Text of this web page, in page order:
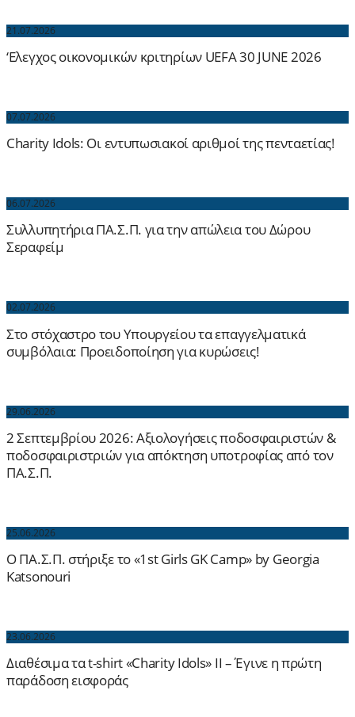
21.07.2026
‘Ελεγχος οικονομικών κριτηρίων UEFA 30 JUNE 2026
07.07.2026
Charity Idols: Οι εντυπωσιακοί αριθμοί της πενταετίας!
06.07.2026
Συλλυπητήρια ΠΑ.Σ.Π. για την απώλεια του Δώρου
Σεραφείμ
02.07.2026
Στο στόχαστρο του Υπουργείου τα επαγγελματικά
συμβόλαια: Προειδοποίηση για κυρώσεις!
29.06.2026
2 Σεπτεμβρίου 2026: Aξιολογήσεις ποδοσφαιριστών &
ποδοσφαιριστριών για απόκτηση υποτροφίας από τον
ΠΑ.Σ.Π.
25.06.2026
Ο ΠΑ.Σ.Π. στήριξε το «1st Girls GK Camp» by Georgia
Katsonouri
23.06.2026
Διαθέσιμα τα t-shirt «Charity Idols» ΙΙ – Έγινε η πρώτη
παράδοση εισφοράς